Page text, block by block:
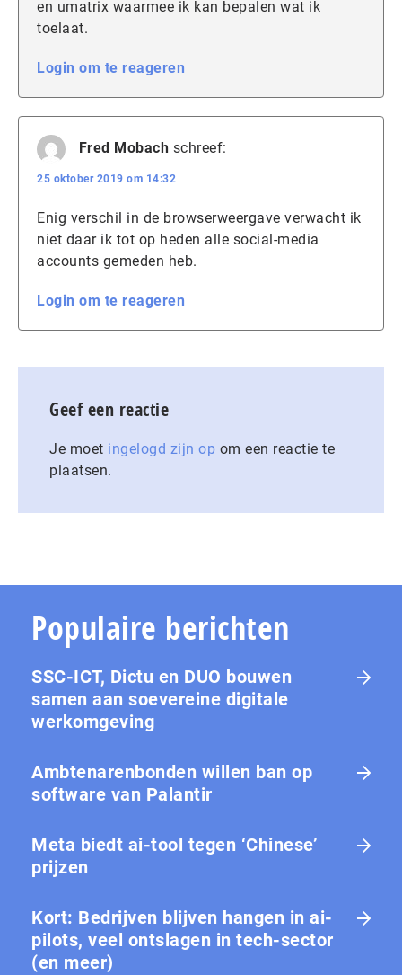
en umatrix waarmee ik kan bepalen wat ik
toelaat.
Login om te reageren
Fred Mobach schreef:
25 oktober 2019 om 14:32
Enig verschil in de browserweergave verwacht ik
niet daar ik tot op heden alle social-media
accounts gemeden heb.
Login om te reageren
Geef een reactie
Je moet ingelogd zijn op om een reactie te
plaatsen.
Populaire berichten
SSC-ICT, Dictu en DUO bouwen
samen aan soevereine digitale
werkomgeving
Ambtenarenbonden willen ban op
software van Palantir
Meta biedt ai-tool tegen ‘Chinese’
prijzen
Kort: Bedrijven blijven hangen in ai-
pilots, veel ontslagen in tech-sector
(en meer)